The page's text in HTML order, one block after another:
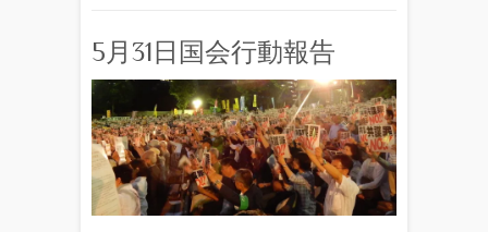
5月31日国会行動報告